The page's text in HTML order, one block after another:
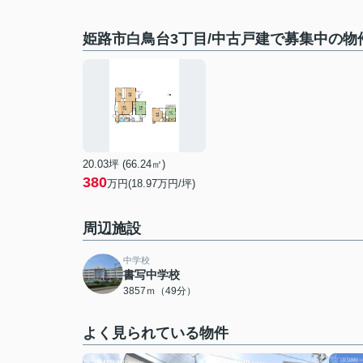
姫路市白鳥台3丁目/中古戸建で募集中の物
20.03坪 (66.24㎡)
380万円(18.97万円/坪)
周辺施設
中学校
書写中学校
3857ｍ（49分）
よく見られている物件